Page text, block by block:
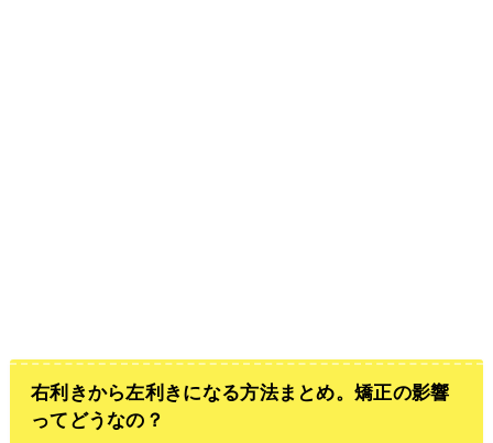
右利きから左利きになる方法まとめ。矯正の影響
ってどうなの？